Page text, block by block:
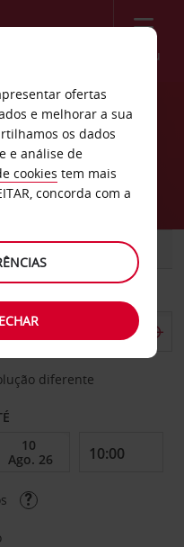
Menu
COMERCIAIS
diferente
ofertas
e melhorar a sua
os dados
e análise de
cookies tem mais
concorda com a